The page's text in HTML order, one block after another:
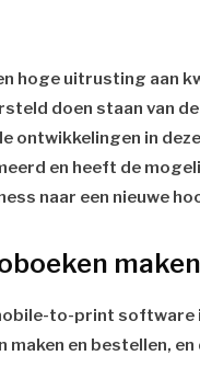
hoge uitrusting aan
doen staan van
ontwikkelingen in
en heeft de
naar een nieuwe
maken
to-print software
en bestellen, en